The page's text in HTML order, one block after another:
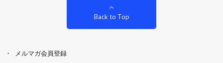
Back to Top
メルマガ会員登録